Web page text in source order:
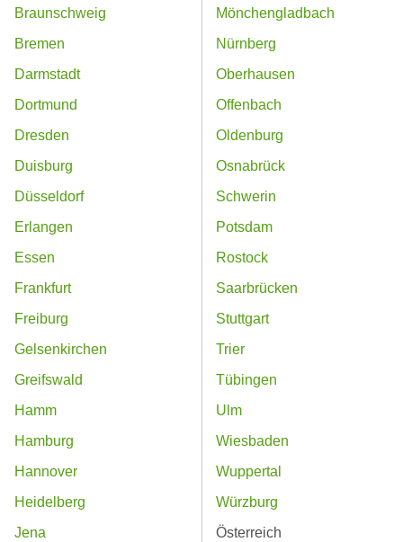
Braunschweig
Bremen
Darmstadt
Dortmund
Dresden
Duisburg
Düsseldorf
Erlangen
Essen
Frankfurt
Freiburg
Gelsenkirchen
Greifswald
Hamm
Hamburg
Hannover
Heidelberg
Jena
Mönchengladbach
Nürnberg
Oberhausen
Offenbach
Oldenburg
Osnabrück
Schwerin
Potsdam
Rostock
Saarbrücken
Stuttgart
Trier
Tübingen
Ulm
Wiesbaden
Wuppertal
Würzburg
Österreich